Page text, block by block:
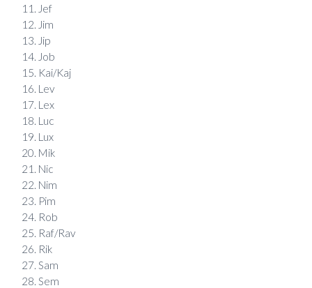
Jef
Jim
Jip
Job
Kai/Kaj
Lev
Lex
Luc
Lux
Mik
Nic
Nim
Pim
Rob
Raf/Rav
Rik
Sam
Sem